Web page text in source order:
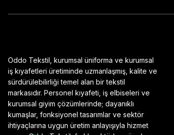
Oddo Tekstil, kurumsal üniforma ve kurumsal
iş kıyafetleri üretiminde uzmanlaşmış, kalite ve
sürdürülebilirliği temel alan bir tekstil
markasıdır. Personel kıyafeti, iş elbiseleri ve
kurumsal giyim çözümlerinde; dayanıklı
kumaşlar, fonksiyonel tasarımlar ve sektör
ihtiyaçlarına uygun üretim anlayışıyla hizmet